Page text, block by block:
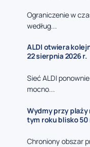
Ograniczenie w
według...
ALDI otwiera
22 sierpnia 2026 r.
Sieć ALDI
mocno...
Wydmy przy
tym roku blisko
Chroniony obszar